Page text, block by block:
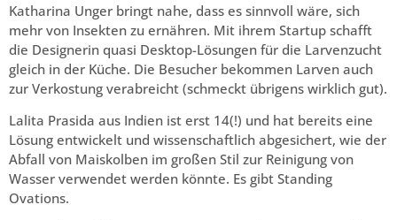
Katharina Unger bringt nahe, dass es sinnvoll wäre, sich
mehr von Insekten zu ernähren. Mit ihrem Startup schafft
die Designerin quasi Desktop-Lösungen für die Larvenzucht
gleich in der Küche. Die Besucher bekommen Larven auch
zur Verkostung verabreicht (schmeckt übrigens wirklich gut).
Lalita Prasida aus Indien ist erst 14(!) und hat bereits eine
Lösung entwickelt und wissenschaftlich abgesichert, wie der
Abfall von Maiskolben im großen Stil zur Reinigung von
Wasser verwendet werden könnte. Es gibt Standing
Ovations.